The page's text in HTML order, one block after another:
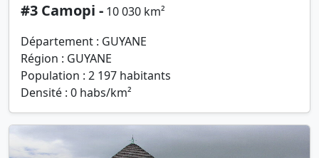
#3 Camopi - 10 030 km²
Département : GUYANE
Région : GUYANE
Population : 2 197 habitants
Densité : 0 habs/km²